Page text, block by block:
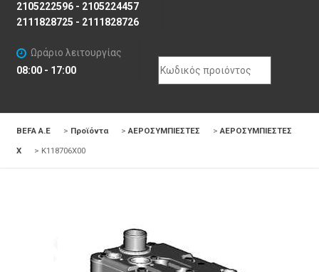
2105222596 - 2105224457
2111828725 - 2111828726
Ωράριο λειτουργίας
08:00 - 17:00
Search
for:
BEFA Α.Ε > Προϊόντα >ΑΕΡΟΣΥΜΠΙΕΣΤΕΣ >ΑΕΡΟΣΥΜΠΙΕΣΤΕΣ
X
> K118706X00